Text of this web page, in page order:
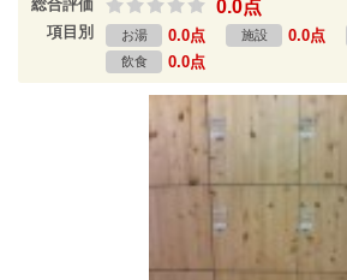
総合評価 0.0点
項目別 お湯 0.0点 施設 0.0点
飲食 0.0点